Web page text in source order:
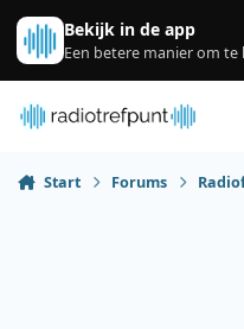
Spring naar bijdragen
Bekijk in de app
Een betere manier om te
Start Forums